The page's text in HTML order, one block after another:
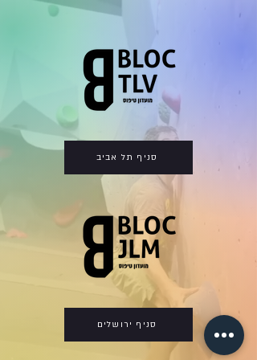
סניף תל אביב
סניף ירושלים